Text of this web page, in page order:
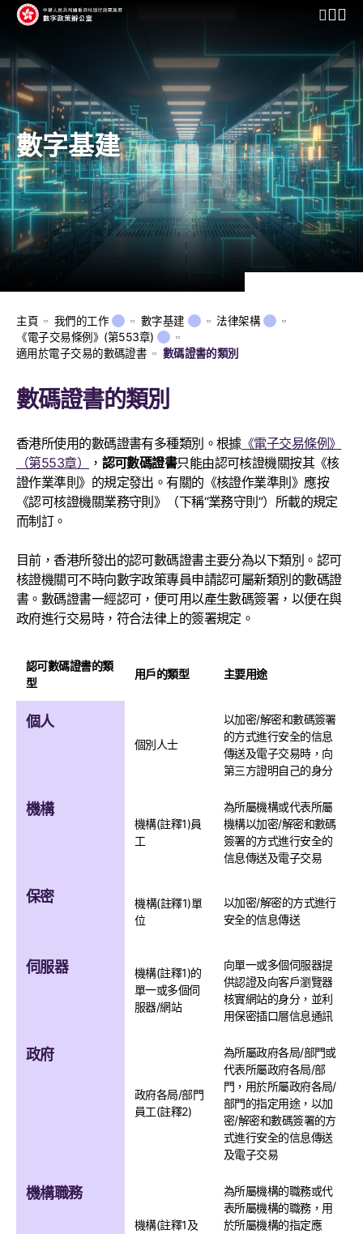
開啟行
數字基建
主頁 我們的工作 數字基建
法律架構
《電子交易條例》(第553章)
適用於電子交易的數碼證書
數碼證書的類別
數碼證書的類別
香港所使用的數碼證書有多種類別。根據《電子交易條例》
（第553章）
， 認可數碼證書只能由認可核證機關按其《核
證作業準則》的規定發出。有關的《核證作業準則》應按
《認可核證機關業務守則》（下稱“業務守則”）所載的規定
而制訂。
目前，香港所發出的認可數碼證書主要分為以下類別。認可
核證機關可不時向數字政策專員申請認可屬新類別的數碼證
書。數碼證書一經認可，便可用以產生數碼簽署，以便在與
政府進行交易時，符合法律上的簽署規定。
認可數碼證書的類
型
用戶的類型 主要用途
個人
個別人士
以加密/解密和數碼簽署
的方式進行安全的信息
傳送及電子交易時，向
第三方證明自己的身分
機構
機構(註釋1)員
工
為所屬機構或代表所屬
機構以加密/解密和數碼
簽署的方式進行安全的
信息傳送及電子交易
保密
機構(註釋1)單
位
以加密/解密的方式進行
安全的信息傳送
伺服器
機構(註釋1)的
單一或多個伺
服器/網站
向單一或多個伺服器提
供認證及向客戶瀏覽器
核實網站的身分，並利
用保密插口層信息通訊
政府
政府各局/部門
員工(註釋2)
為所屬政府各局/部門或
代表所屬政府各局/部
門，用於所屬政府各局/
部門的指定用途，以加
密/解密和數碼簽署的方
式進行安全的信息傳送
及電子交易
機構職務
機構(註釋1及
為所屬機構的職務或代
表所屬機構的職務，用
於所屬機構的指定應